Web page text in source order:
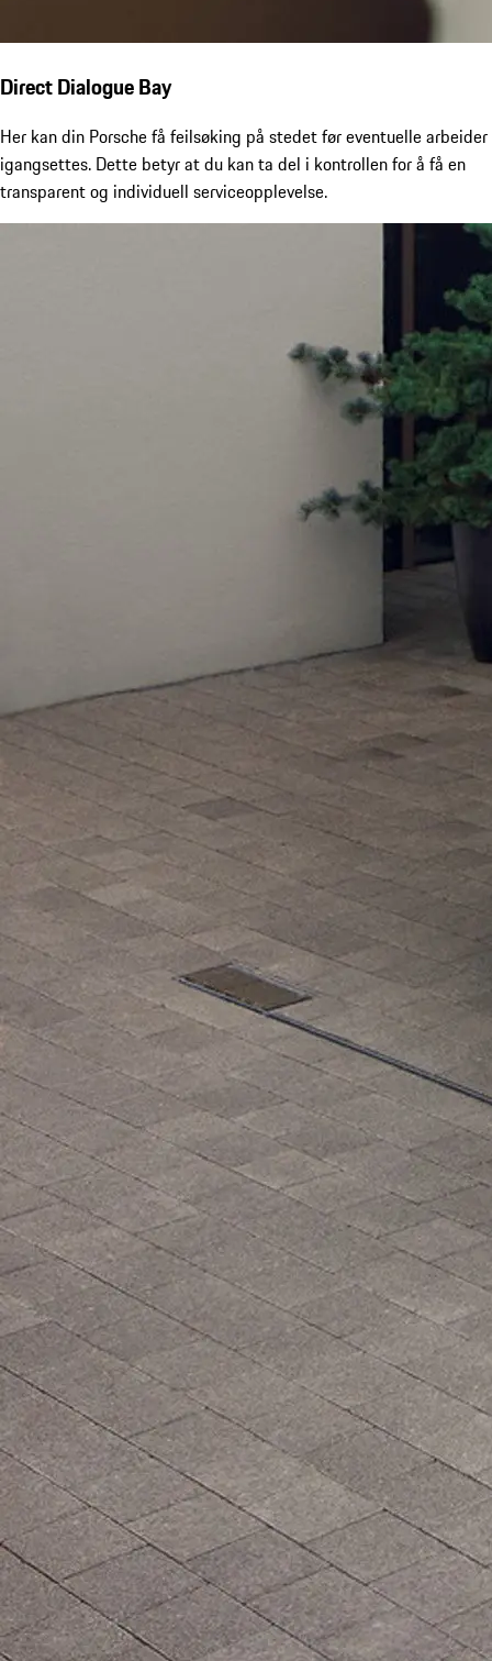
Direct Dialogue Bay
Her kan din Porsche få feilsøking på stedet før eventuelle arbeider
igangsettes. Dette betyr at du kan ta del i kontrollen for å få en
transparent og individuell serviceopplevelse.